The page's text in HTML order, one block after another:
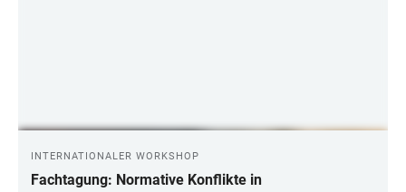
INTERNATIONALER WORKSHOP
Fachtagung: Normative Konflikte in